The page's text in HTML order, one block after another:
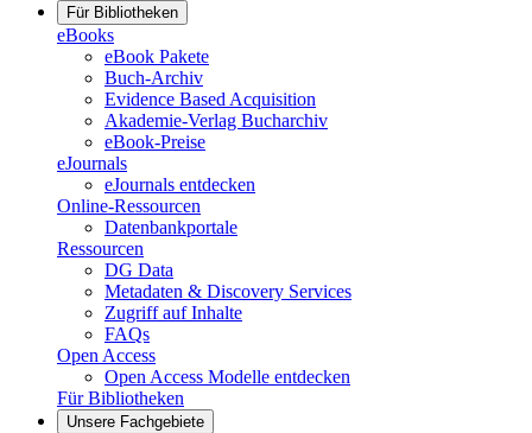
Für Bibliotheken
eBooks
eBook Pakete
Buch-Archiv
Evidence Based Acquisition
Akademie-Verlag Bucharchiv
eBook-Preise
eJournals
eJournals entdecken
Online-Ressourcen
Datenbankportale
Ressourcen
DG Data
Metadaten & Discovery Services
Zugriff auf Inhalte
FAQs
Open Access
Open Access Modelle entdecken
Für Bibliotheken
Unsere Fachgebiete